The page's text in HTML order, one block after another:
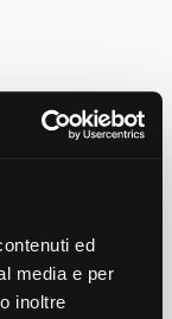
ed
media e per
inoltre